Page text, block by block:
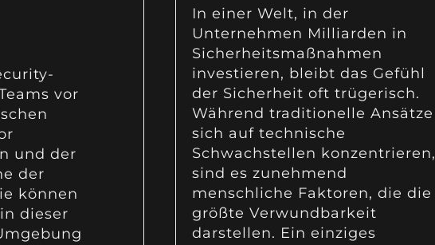
vor
und der
der
können
dieser
In einer Welt, in der
Unternehmen Milliarden in
Sicherheitsmaßnahmen
investieren, bleibt das Gefühl
der Sicherheit oft trügerisch.
Während traditionelle Ansätze
sich auf technische
Schwachstellen konzentrieren,
sind es zunehmend
menschliche Faktoren, die die
größte Verwundbarkeit
darstellen. Ein einziges